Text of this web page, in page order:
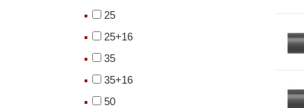
25
25+16
35
35+16
50